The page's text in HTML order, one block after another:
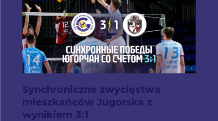
Synchroniczne zwycięstwa
mieszkańców Jugorska z
wynikiem 3:1